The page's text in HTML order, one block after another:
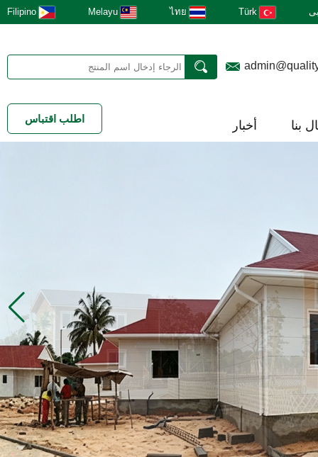
Türk
ไทย
Melayu
Filipino
بنا أخبار اطلب اقتباس